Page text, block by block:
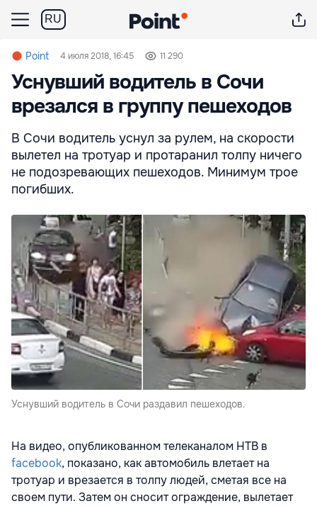
RU
Point 4 июля 2018, 16:45 11 290
Уснувший водитель в Сочи
врезался в группу пешеходов
В Сочи водитель уснул за рулем, на скорости
вылетел на тротуар и протаранил толпу ничего
не подозревающих пешеходов. Минимум трое
погибших.
Уснувший водитель в Сочи раздавил пешеходов.
На видео, опубликованном телеканалом НТВ в
facebook, показано, как автомобиль влетает на
тротуар и врезается в толпу людей, сметая все на
своем пути. Затем он сносит ограждение, вылетает